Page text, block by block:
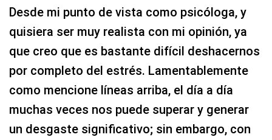
Desde mi punto de vista como psicóloga, y
quisiera ser muy realista con mi opinión, ya
que creo que es bastante difícil deshacernos
por completo del estrés. Lamentablemente
como mencione líneas arriba, el día a día
muchas veces nos puede superar y generar
un desgaste significativo; sin embargo, con